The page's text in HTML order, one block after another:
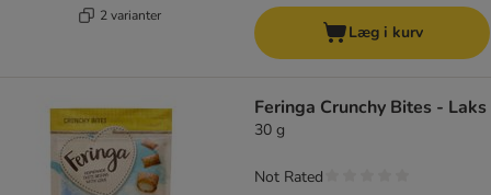
2 varianter
Læg i kurv
Feringa Crunchy Bites - Laks
30 g
Not Rated